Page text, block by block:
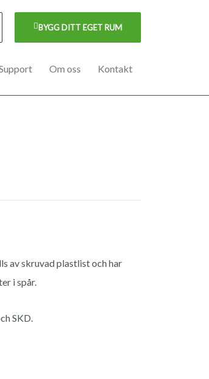
BYGG DITT EGET RUM
Om oss Kontakt
av skruvad plastlist och har
i spår.
SKD.